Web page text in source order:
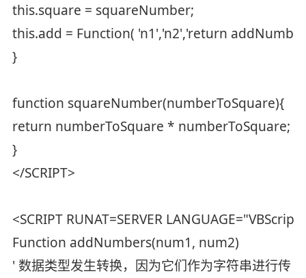
this.square = squareNumber;
this.add = Function( 'n1','n2','return
}
function squareNumber(numberToSquare){
return numberToSquare * numberToSquare;
}
</SCRIPT>
<SCRIPT RUNAT=SERVER
Function addNumbers(num1, num2)
' 数据类型发生转换，因为它们作为字符串进行传